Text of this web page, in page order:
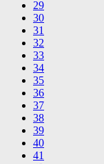
29
30
31
32
33
34
35
36
37
38
39
40
41